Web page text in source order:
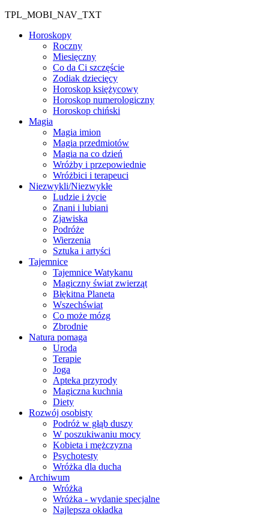
TPL_MOBI_NAV_TXT
Horoskopy
Roczny
Miesięczny
Co da Ci szczęście
Zodiak dziecięcy
Horoskop księżycowy
Horoskop numerologiczny
Horoskop chiński
Magia
Magia imion
Magia przedmiotów
Magia na co dzień
Wróżby i przepowiednie
Wróżbici i terapeuci
Niezwykli/Niezwykłe
Ludzie i życie
Znani i lubiani
Zjawiska
Podróże
Wierzenia
Sztuka i artyści
Tajemnice
Tajemnice Watykanu
Magiczny świat zwierząt
Błękitna Planeta
Wszechświat
Co może mózg
Zbrodnie
Natura pomaga
Uroda
Terapie
Joga
Apteka przyrody
Magiczna kuchnia
Diety
Rozwój osobisty
Podróż w głąb duszy
W poszukiwaniu mocy
Kobieta i mężczyzna
Psychotesty
Wróżka dla ducha
Archiwum
Wróżka
Wróżka - wydanie specjalne
Najlepsza okładka